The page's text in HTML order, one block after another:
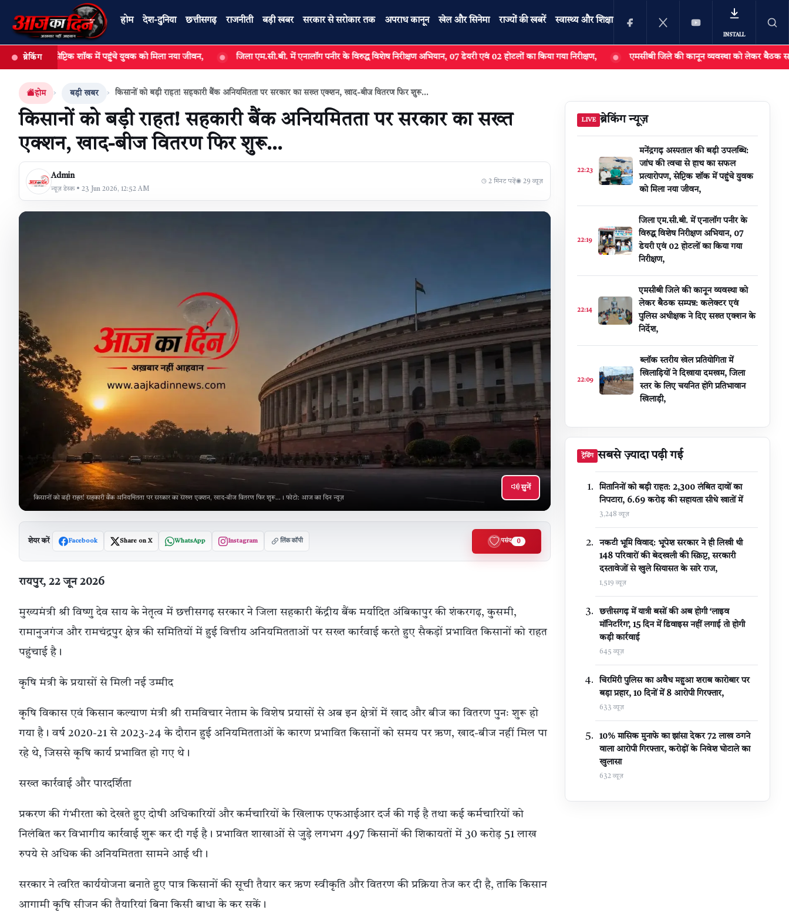
INSTALL
होम देश-दुनिया छत्तीसगढ़ राजनीती बड़ी खबर सरकार से सरोकार तक अपराध कानून खेल और सिनेमा राज्यों की खबरें स्वास्थ्य और शिक्षा
खबर खोजें
खोजें
ब्रेकिंग
सेप्टिक शॉक में पहुंचे युवक को मिला नया जीवन, जिला एम.सी.बी. में एनालॉग पनीर के विरुद्ध विशेष निरीक्षण अभियान, 07 डेयरी एवं 02 होटलों का किया गया निरीक्षण, एमसीबी जिले की कानून व्यवस्था को लेकर बैठक सम्पन्न: कलेक्टर
होम बड़ी खबर किसानों को बड़ी राहत! सहकारी बैंक अनियमितता पर सरकार का सख्त एक्शन, खाद-बीज वितरण फिर शुरू...
किसानों को बड़ी राहत! सहकारी बैंक अनियमितता पर सरकार का सख्त
एक्शन, खाद-बीज वितरण फिर शुरू...
Admin
न्यूज़ डेस्क • 23 Jun 2026, 12:52 AM
◷ 2 मिनट पढ़ें◉ 29 व्यूज़
सुनें
किसानों को बड़ी राहत! सहकारी बैंक अनियमितता पर सरकार का सख्त एक्शन, खाद-बीज वितरण फिर शुरू...। फोटो: आज का दिन न्यूज़
शेयर करें Facebook Share on X WhatsApp Instagram लिंक कॉपी पसंद 0
रायपुर, 22 जून 2026
मुख्यमंत्री श्री विष्णु देव साय के नेतृत्व में छत्तीसगढ़ सरकार ने जिला सहकारी केंद्रीय बैंक मर्यादित अंबिकापुर की शंकरगढ़, कुसमी,
रामानुजगंज और रामचंद्रपुर क्षेत्र की समितियों में हुई वित्तीय अनियमितताओं पर सख्त कार्रवाई करते हुए सैकड़ों प्रभावित किसानों को राहत
पहुंचाई है।
कृषि मंत्री के प्रयासों से मिली नई उम्मीद
कृषि विकास एवं किसान कल्याण मंत्री श्री रामविचार नेताम के विशेष प्रयासों से अब इन क्षेत्रों में खाद और बीज का वितरण पुनः शुरू हो
गया है। वर्ष 2020-21 से 2023-24 के दौरान हुई अनियमितताओं के कारण प्रभावित किसानों को समय पर ऋण, खाद-बीज नहीं मिल पा
रहे थे, जिससे कृषि कार्य प्रभावित हो गए थे।
सख्त कार्रवाई और पारदर्शिता
प्रकरण की गंभीरता को देखते हुए दोषी अधिकारियों और कर्मचारियों के खिलाफ एफआईआर दर्ज की गई है तथा कई कर्मचारियों को
निलंबित कर विभागीय कार्रवाई शुरू कर दी गई है। प्रभावित शाखाओं से जुड़े लगभग 497 किसानों की शिकायतों में 30 करोड़ 51 लाख
रुपये से अधिक की अनियमितता सामने आई थी।
सरकार ने त्वरित कार्ययोजना बनाते हुए पात्र किसानों की सूची तैयार कर ऋण स्वीकृति और वितरण की प्रक्रिया तेज कर दी है, ताकि किसान
आगामी कृषि सीजन की तैयारियां बिना किसी बाधा के कर सकें।
LIVE ब्रेकिंग न्यूज़
22:23
मनेंद्रगढ़ अस्पताल की बड़ी उपलब्धि:
जांघ की त्वचा से हाथ का सफल
प्रत्यारोपण, सेप्टिक शॉक में पहुंचे युवक
को मिला नया जीवन,
22:19
जिला एम.सी.बी. में एनालॉग पनीर के
विरुद्ध विशेष निरीक्षण अभियान, 07
डेयरी एवं 02 होटलों का किया गया
निरीक्षण,
22:14
एमसीबी जिले की कानून व्यवस्था को
लेकर बैठक सम्पन्न: कलेक्टर एवं
पुलिस अधीक्षक ने दिए सख्त एक्शन के
निर्देश,
22:09
ब्लॉक स्तरीय खेल प्रतियोगिता में
खिलाड़ियों ने दिखाया दमखम, जिला
स्तर के लिए चयनित होंगे प्रतिभावान
खिलाड़ी,
ट्रेंडिंग सबसे ज़्यादा पढ़ी गई
मितानिनों को बड़ी राहत: 2,300 लंबित दावों का
निपटारा, ₹6.69 करोड़ की सहायता सीधे खातों में
3,248 व्यूज़
नकटी भूमि विवाद: भूपेश सरकार ने ही लिखी थी
148 परिवारों की बेदखली की स्क्रिप्ट, सरकारी
दस्तावेजों से खुले सियासत के सारे राज,
1,519 व्यूज़
छत्तीसगढ़ में यात्री बसों की अब होगी ‘लाइव
मॉनिटरिंग’, 15 दिन में डिवाइस नहीं लगाई तो होगी
कड़ी कार्रवाई
645 व्यूज़
चिरमिरी पुलिस का अवैध महुआ शराब कारोबार पर
बड़ा प्रहार, 10 दिनों में 8 आरोपी गिरफ्तार,
633 व्यूज़
10% मासिक मुनाफे का झांसा देकर 72 लाख ठगने
वाला आरोपी गिरफ्तार, करोड़ों के निवेश घोटाले का
खुलासा
632 व्यूज़